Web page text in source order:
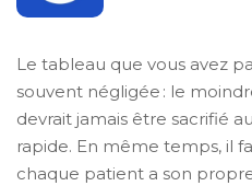
Le tableau que vous avez
souvent négligée : le
devrait jamais être sacrifié
rapide. En même temps, il
chaque patient a son